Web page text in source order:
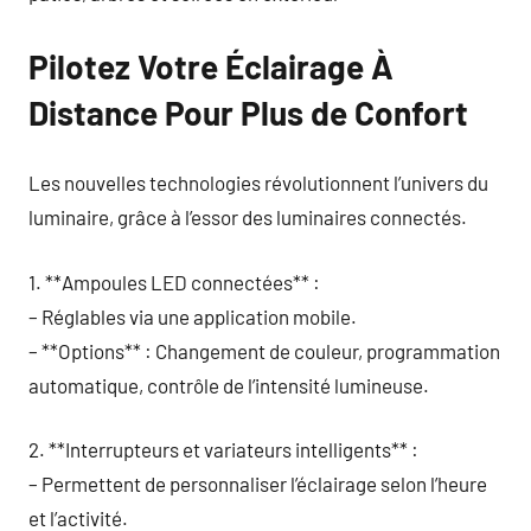
Pilotez Votre Éclairage À
Distance Pour Plus de Confort
Les nouvelles technologies révolutionnent l’univers du
luminaire, grâce à l’essor des luminaires connectés.
1. **Ampoules LED connectées** :
– Réglables via une application mobile.
– **Options** : Changement de couleur, programmation
automatique, contrôle de l’intensité lumineuse.
2. **Interrupteurs et variateurs intelligents** :
– Permettent de personnaliser l’éclairage selon l’heure
et l’activité.